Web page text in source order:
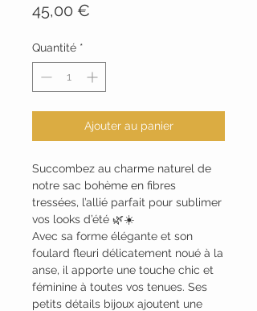
45,00 €
Quantité *
Ajouter au panier
Succombez au charme naturel de
notre sac bohème en fibres
tressées, l’allié parfait pour sublimer
vos looks d’été 🌿☀️
Avec sa forme élégante et son
foulard fleuri délicatement noué à la
anse, il apporte une touche chic et
féminine à toutes vos tenues. Ses
petits détails bijoux ajoutent une